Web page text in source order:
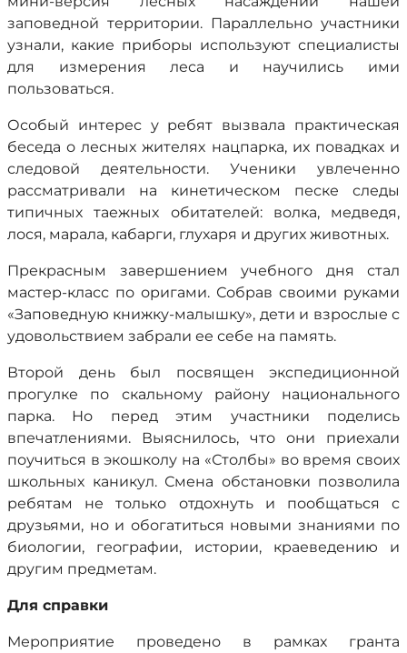
заповедной территории. Параллельно участники
узнали, какие приборы используют специалисты
для измерения леса и научились ими
пользоваться.
Особый интерес у ребят вызвала практическая
беседа о лесных жителях нацпарка, их повадках и
следовой деятельности. Ученики увлеченно
рассматривали на кинетическом песке следы
типичных таежных обитателей: волка, медведя,
лося, марала, кабарги, глухаря и других животных.
Прекрасным завершением учебного дня стал
мастер-класс по оригами. Собрав своими руками
«Заповедную книжку-малышку», дети и взрослые с
удовольствием забрали ее себе на память.
Второй день был посвящен экспедиционной
прогулке по скальному району национального
парка. Но перед этим участники поделись
впечатлениями. Выяснилось, что они приехали
поучиться в экошколу на «Столбы» во время своих
школьных каникул. Смена обстановки позволила
ребятам не только отдохнуть и пообщаться с
друзьями, но и обогатиться новыми знаниями по
биологии, географии, истории, краеведению и
другим предметам.
Для справки
Мероприятие проведено в рамках гранта